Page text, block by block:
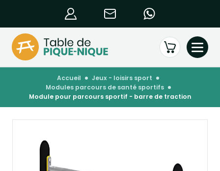
accueil
jeux - loisirs sport
modules parcours de santé sportifs
module pour parcours sportif - barre de traction